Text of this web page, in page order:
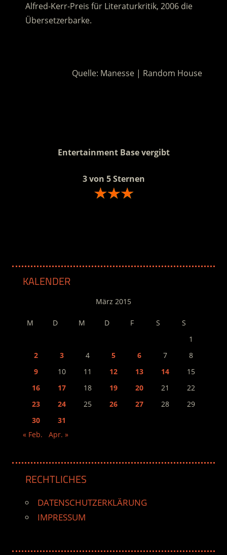
Alfred-Kerr-Preis für Literaturkritik, 2006 die
Übersetzerbarke.
Quelle: Manesse | Random House
Entertainment Base vergibt
3 von 5 Sternen
KALENDER
März 2015
M D M D F S
S
1
2
3 4 5 6 7
8
9
10 11 12 13 14
15
16
17 18 19 20 21
22
23
24 25 26 27 28
29
30
31
« Feb.
Apr. »
RECHTLICHES
DATENSCHUTZERKLÄRUNG
IMPRESSUM